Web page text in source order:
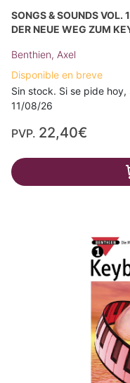
SONGS & SOUNDS VOL.
DER NEUE WEG ZUM
Benthien, Axel
Disponible en breve
Sin stock. Si se pide
11/08/26
PVP. 22,40€